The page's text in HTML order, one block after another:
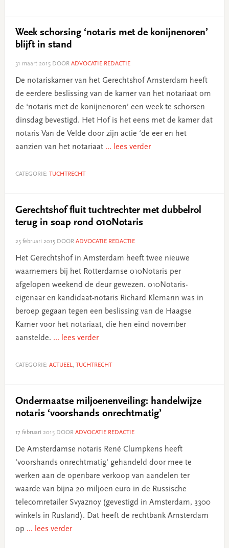
Week schorsing ‘notaris met de konijnenoren’
blijft in stand
31 maart 2015DOOR ADVOCATIE REDACTIE
De notariskamer van het Gerechtshof Amsterdam heeft
de eerdere beslissing van de kamer van het notariaat om
de ‘notaris met de konijnenoren’ een week te schorsen
dinsdag bevestigd. Het Hof is het eens met de kamer dat
notaris Van de Velde door zijn actie ‘de eer en het
aanzien van het notariaat ... lees verder
CATEGORIE: TUCHTRECHT
Gerechtshof fluit tuchtrechter met dubbelrol
terug in soap rond 010Notaris
25 februari 2015DOOR ADVOCATIE REDACTIE
Het Gerechtshof in Amsterdam heeft twee nieuwe
waarnemers bij het Rotterdamse 010Notaris per
afgelopen weekend de deur gewezen. 010Notaris-
eigenaar en kandidaat-notaris Richard Klemann was in
beroep gegaan tegen een beslissing van de Haagse
Kamer voor het notariaat, die hen eind november
aanstelde. ... lees verder
CATEGORIE: ACTUEEL, TUCHTRECHT
Ondermaatse miljoenenveiling: handelwijze
notaris ‘voorshands onrechtmatig’
17 februari 2015DOOR ADVOCATIE REDACTIE
De Amsterdamse notaris René Clumpkens heeft
'voorshands onrechtmatig' gehandeld door mee te
werken aan de openbare verkoop van aandelen ter
waarde van bijna 20 miljoen euro in de Russische
telecomretailer Svyaznoy (gevestigd in Amsterdam, 3300
winkels in Rusland). Dat heeft de rechtbank Amsterdam
op ... lees verder